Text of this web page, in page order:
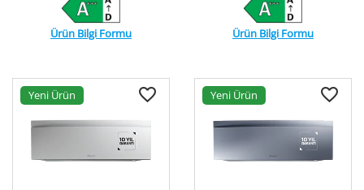
Ürün Bilgi Formu Ürün Bilgi Formu
Yeni Ürün Yeni Ürün